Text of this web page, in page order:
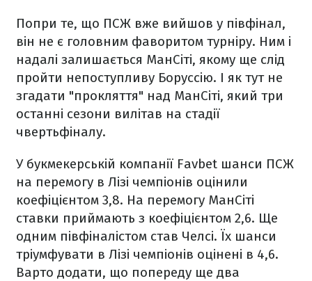
Попри те, що ПСЖ вже вийшов у півфінал,
він не є головним фаворитом турніру. Ним і
надалі залишається МанСіті, якому ще слід
пройти непоступливу Боруссію. І як тут не
згадати "прокляття" над МанСіті, який три
останні сезони вилітав на стадії
чвертьфіналу.
У букмекерській компанії Favbet шанси ПСЖ
на перемогу в Лізі чемпіонів оцінили
коефіцієнтом 3,8. На перемогу МанСіті
ставки приймають з коефіцієнтом 2,6. Ще
одним півфіналістом став Челсі. Їх шанси
тріумфувати в Лізі чемпіонів оцінені в 4,6.
Варто додати, що попереду ще два